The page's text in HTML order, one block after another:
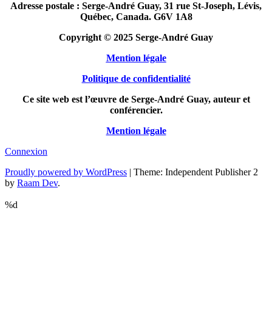
Adresse postale : Serge-André Guay, 31 rue St-Joseph, Lévis,
Québec, Canada. G6V 1A8
Copyright © 2025 Serge-André Guay
Mention légale
Politique de confidentialité
Ce site web est l’œuvre de Serge-André Guay, auteur et
conférencier.
Mention légale
Connexion
Proudly powered by WordPress | Theme: Independent Publisher 2
by Raam Dev.
%d